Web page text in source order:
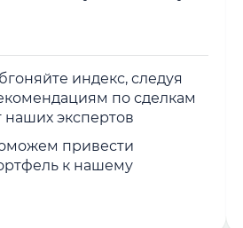
индекс, следуя
по сделкам
наших экспертов
привести
к нашему